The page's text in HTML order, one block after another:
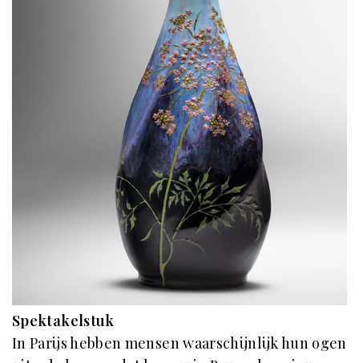
Spektakelstuk
In Parijs hebben mensen waarschijnlijk hun ogen